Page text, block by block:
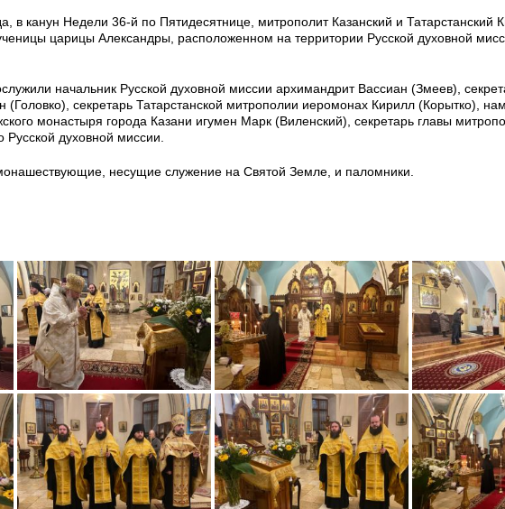
в канун Недели 36-й по Пятидесятнице, митрополит Казанский и Татарстанский
царицы Александры, расположенном на территории Русской духовной
начальник Русской духовной миссии архимандрит Вассиан (Змеев),
(Головко), секретарь Татарстанской митрополии иеромонах Кирилл (Корытко),
монастыря города Казани игумен Марк (Виленский), секретарь главы
духовной миссии.
несущие служение на Святой Земле, и паломники.